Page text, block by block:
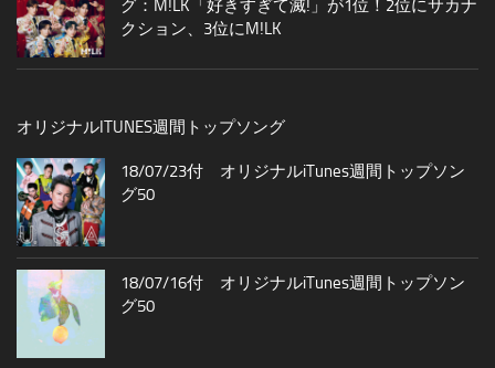
グ：M!LK「好きすぎて滅!」が1位！2位にサカナ
クション、3位にM!LK
オリジナルITUNES週間トップソング
18/07/23付 オリジナルiTunes週間トップソン
グ50
18/07/16付 オリジナルiTunes週間トップソン
グ50